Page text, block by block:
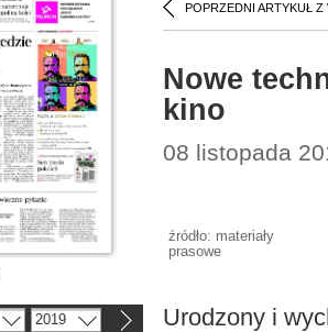
POPRZEDNI ARTYKUŁ Z
Nowe
kino
08 listopada
źródło: materiały
prasowe
Urodzony i
2019